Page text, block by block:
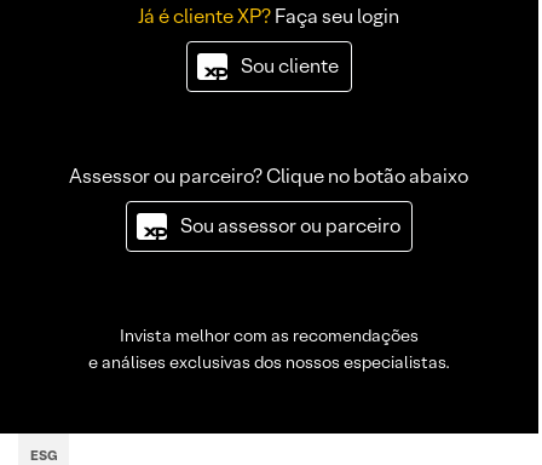
Já é cliente XP?Faça seu login
Sou cliente
Assessor ou parceiro? Clique no botão abaixo
Sou assessor ou parceiro
Invista melhor com as recomendações
e análises exclusivas dos nossos especialistas.
ESG